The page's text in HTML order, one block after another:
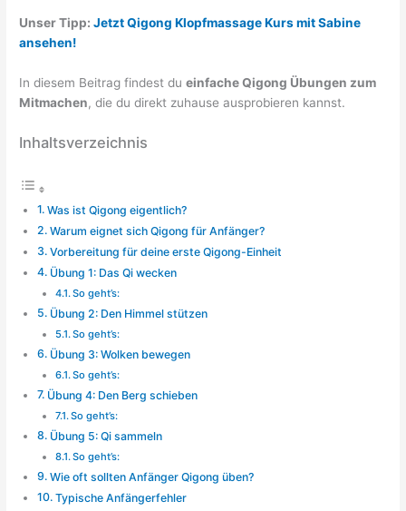
Unser Tipp:Jetzt Qigong Klopfmassage Kurs mit Sabine
ansehen!
In diesem Beitrag findest dueinfache Qigong Übungen zum
Mitmachen, die du direkt zuhause ausprobieren kannst.
Inhaltsverzeichnis
Was ist Qigong eigentlich?
Warum eignet sich Qigong für Anfänger?
Vorbereitung für deine erste Qigong-Einheit
Übung 1: Das Qi wecken
So geht’s:
Übung 2: Den Himmel stützen
So geht’s:
Übung 3: Wolken bewegen
So geht’s:
Übung 4: Den Berg schieben
So geht’s:
Übung 5: Qi sammeln
So geht’s:
Wie oft sollten Anfänger Qigong üben?
Typische Anfängerfehler